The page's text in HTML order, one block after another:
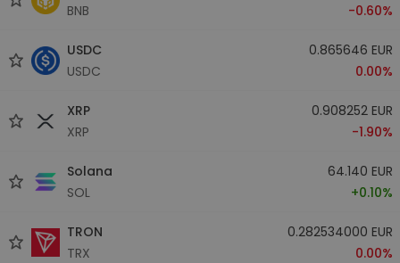
BNB
-0.60%
USDC
USDC
0.865646 EUR
0.00%
XRP
XRP
0.908252 EUR
-1.90%
Solana
SOL
64.140 EUR
+0.10%
TRON
TRX
0.282534000 EUR
0.00%